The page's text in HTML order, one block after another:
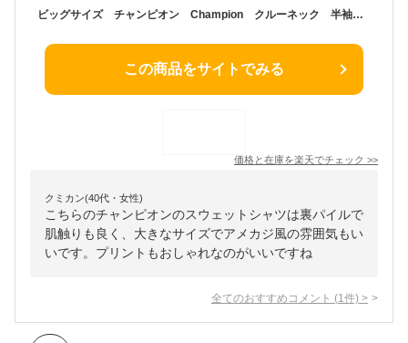
ビッグサイズ チャンピオン Champion クルーネック 半袖スウェットシャツ C3-Z019L 裏パイル ベーシックシリーズ ショートスリーブ トレーナー ジャージ メンズ 大きいサイズ キングサイズ
この商品をサイトでみる
価格と在庫を楽天でチェック >>
クミカン(40代・女性)
こちらのチャンピオンのスウェットシャツは裏パイルで
肌触りも良く、大きなサイズでアメカジ風の雰囲気もい
いです。プリントもおしゃれなのがいいですね
全てのおすすめコメント (1 件) >